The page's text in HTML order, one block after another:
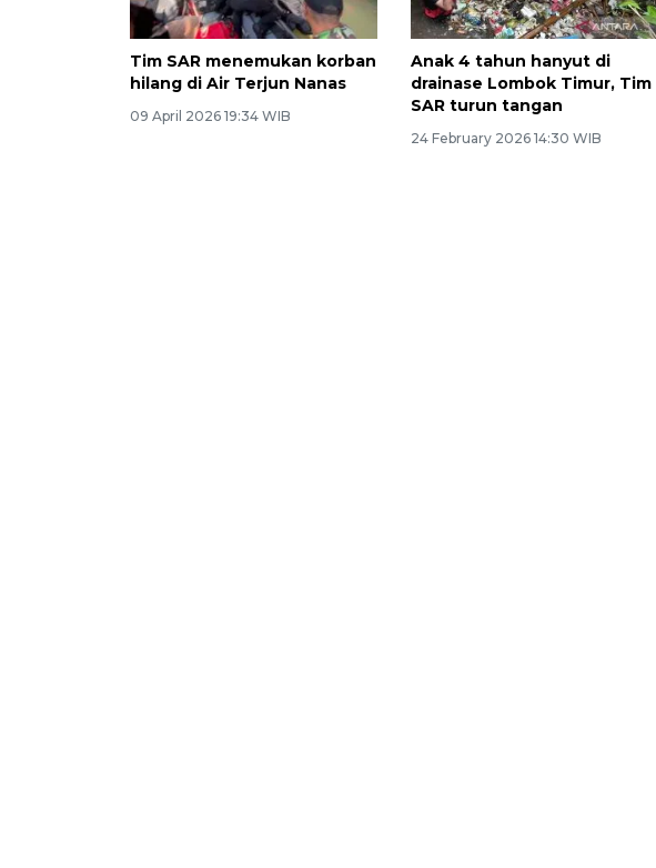
Tim SAR menemukan korban
hilang di Air Terjun Nanas
09 April 2026 19:34 WIB
Anak 4 tahun hanyut di
drainase Lombok Timur, Tim
SAR turun tangan
24 February 2026 14:30 WIB
10